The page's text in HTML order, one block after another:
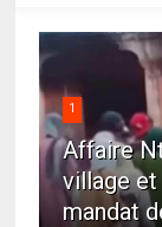
1
Affaire
village
mandat